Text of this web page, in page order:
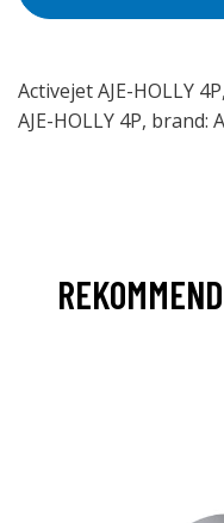
Activejet AJE-HOLLY
AJE-HOLLY 4P, brand: